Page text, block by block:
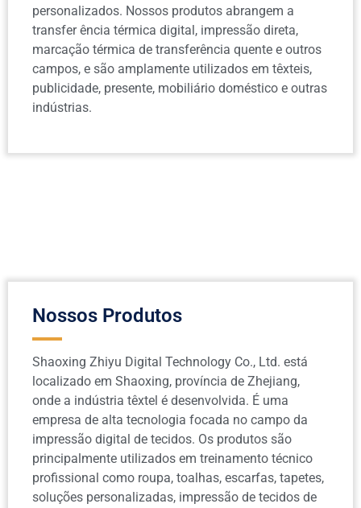
personalizados. Nossos produtos abrangem a
transfer ência térmica digital, impressão direta,
marcação térmica de transferência quente e outros
campos, e são amplamente utilizados em têxteis,
publicidade, presente, mobiliário doméstico e outras
indústrias.
Nossos Produtos
Shaoxing Zhiyu Digital Technology Co., Ltd. está
localizado em Shaoxing, província de Zhejiang,
onde a indústria têxtel é desenvolvida. É uma
empresa de alta tecnologia focada no campo da
impressão digital de tecidos. Os produtos são
principalmente utilizados em treinamento técnico
profissional como roupa, toalhas, escarfas, tapetes,
soluções personalizadas, impressão de tecidos de